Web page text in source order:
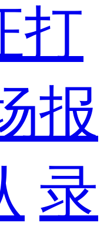
打
报
录